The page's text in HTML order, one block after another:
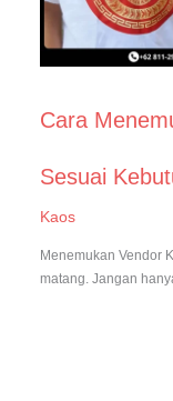
Cara
Sesuai
Kaos
Menemukan Vendor
matang. Jangan